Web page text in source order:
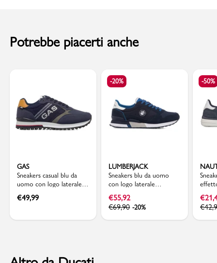
Potrebbe piacerti anche
GAS
Sneakers casual blu da
uomo con logo laterale
Gas
€49,99
-20%
LUMBERJACK
Sneakers blu da uomo
con logo laterale
Lumberjack Wilson
€55,92
€69,90 -20%
-50%
con
€
€